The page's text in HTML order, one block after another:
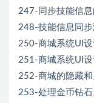
247-同步技能信
248-技能信息同
250-商城系统UI
251-商城系统UI
252-商城的隐藏
253-处理金币钻